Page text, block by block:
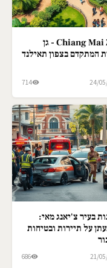
Chiang Mai Zoo - גן
המתקדם בצפון תאילנד
24/
714
בעיר צ'יאנג מאי:
על תיירות ובטיחות
21/
686